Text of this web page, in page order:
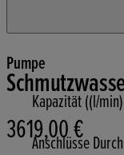
Pumpe
Kapazität ((l/
Anschlüsse
Aktueller Preis: 3619,00 €.
3619,00 €